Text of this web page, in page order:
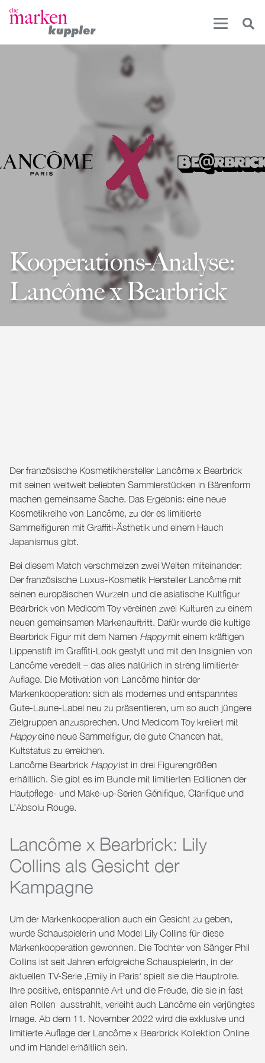
Kooperations-Analyse:
Lancôme x Bearbrick
Der französische Kosmetikhersteller Lancôme x Bearbrick
mit seinen weltweit beliebten Sammlerstücken in Bärenform
machen gemeinsame Sache. Das Ergebnis: eine neue
Kosmetikreihe von Lancôme, zu der es limitierte
Sammelfiguren mit Graffiti-Ästhetik und einem Hauch
Japanismus gibt.
Bei diesem Match verschmelzen zwei Welten miteinander:
Der französische Luxus-Kosmetik Hersteller Lancôme mit
seinen europäischen Wurzeln und die asiatische Kultfigur
Bearbrick von Medicom Toy vereinen zwei Kulturen zu einem
neuen gemeinsamen Markenauftritt. Dafür wurde die kultige
Bearbrick Figur mit dem Namen Happymit einem kräftigen
Lippenstift im Graffiti-Look gestylt und mit den Insignien von
Lancôme veredelt – das alles natürlich in streng limitierter
Auflage. Die Motivation von Lancôme hinter der
Markenkooperation: sich als modernes und entspanntes
Gute-Laune-Label neu zu präsentieren, um so auch jüngere
Zielgruppen anzusprechen. Und Medicom Toy kreiiert mit
Happyeine neue Sammelfigur, die gute Chancen hat,
Kultstatus zu erreichen.
Lancôme Bearbrick Happyist in drei Figurengrößen
erhältlich. Sie gibt es im Bundle mit limitierten Editionen der
Hautpflege- und Make-up-Serien Génifique, Clarifique und
L’Absolu Rouge.
Lancôme x Bearbrick: Lily
Collins als Gesicht der
Kampagne
Um der Markenkooperation auch ein Gesicht zu geben,
wurde Schauspielerin und Model Lily Collins für diese
Markenkooperation gewonnen. Die Tochter von Sänger Phil
Collins ist seit Jahren erfolgreiche Schauspielerin, in der
aktuellen TV-Serie ‚Emily in Paris‘ spielt sie die Hauptrolle.
Ihre positive, entspannte Art und die Freude, die sie in fast
allen Rollen ausstrahlt, verleiht auch Lancôme ein verjüngtes
Image. Ab dem 11. November 2022 wird die exklusive und
limitierte Auflage der Lancôme x Bearbrick Kollektion Online
und im Handel erhältlich sein.